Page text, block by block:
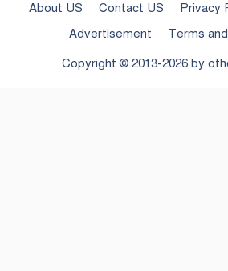
About US Contact US Privacy
Advertisement
Terms
Copyright © 2013-2026 by